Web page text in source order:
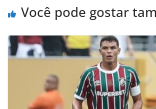
Você pode gostar